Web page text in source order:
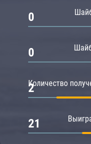
0
0
Количество
2
21